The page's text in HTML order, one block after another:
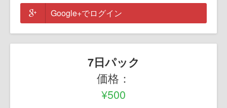
Google+でログイン
7日パック
価格：
¥500